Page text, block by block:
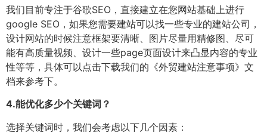
我们目前专注于谷歌SEO，直接建立在您网站基础上进行
google SEO，如果您需要建站可以找一些专业的建站公司，
设计网站的时候注意框架要清晰、图片尽量用精修图、尽可
能有高质量视频、设计一些page页面设计来凸显内容的专业
性等等，具体可以点击下载我们的《外贸建站注意事项》文
档来参考下。
4.能优化多少个关键词？
选择关键词时，我们会考虑以下几个因素：